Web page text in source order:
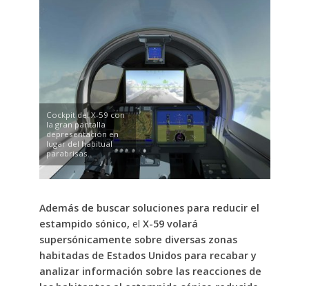
Cockpit del X-59 con
la gran pantalla
depresentación en
lugar del habitual
parabrisas.
Además de buscar soluciones para reducir el
estampido sónico, el X-59 volará
supersónicamente sobre diversas zonas
habitadas de Estados Unidos para recabar y
analizar información sobre las reacciones de